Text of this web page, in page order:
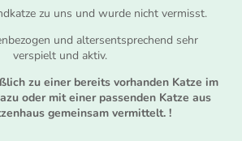
zu uns und wurde nicht vermisst.
und altersentsprechend sehr
verspielt und aktiv.
zu einer bereits vorhanden Katze im
oder mit einer passenden Katze aus
gemeinsam vermittelt. !